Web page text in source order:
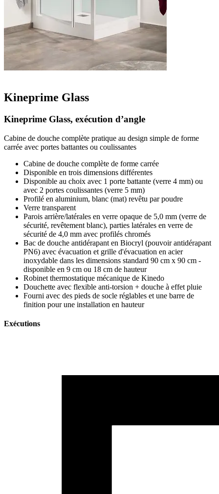
Kineprime Glass
Kineprime Glass, exécution d’angle
Cabine de douche complète pratique au design simple de forme
carrée avec portes battantes ou coulissantes
Cabine de douche complète de forme carrée
Disponible en trois dimensions différentes
Disponible au choix avec 1 porte battante (verre 4 mm) ou
avec 2 portes coulissantes (verre 5 mm)
Profilé en aluminium, blanc (mat) revêtu par poudre
Verre transparent
Parois arrière/latérales en verre opaque de 5,0 mm (verre de
sécurité, revêtement blanc), parties latérales en verre de
sécurité de 4,0 mm avec profilés chromés
Bac de douche antidérapant en Biocryl (pouvoir antidérapant
PN6) avec évacuation et grille d'évacuation en acier
inoxydable dans les dimensions standard 90 cm x 90 cm -
disponible en 9 cm ou 18 cm de hauteur
Robinet thermostatique mécanique de Kinedo
Douchette avec flexible anti-torsion + douche à effet pluie
Fourni avec des pieds de socle réglables et une barre de
finition pour une installation en hauteur
Exécutions